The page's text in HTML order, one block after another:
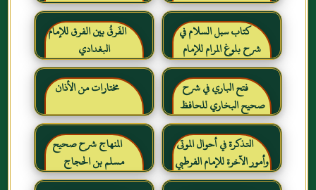
كتاب سبل السلام في
شرح بلوغ المرام للإمام
الصنعاني رحمه الله
الفَرقُ بين الفرق للإمام
البغدادي
فتح الباري في شرح
صحيح البخاري للحافظ
ابن حجر العسقلاني
مختارات من الأذان
التذكرة في أحوال الموتى
وأمور الآخرة للإمام الفرطبي
رحمه الله
المنهاج شرح صحيح
مسلم بن الحجاج